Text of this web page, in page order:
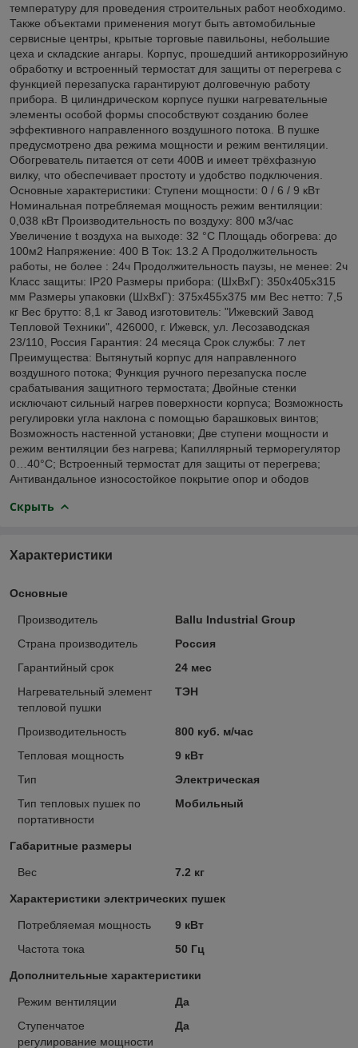
температуру для проведения строительных работ необходимо.
Также объектами применения могут быть автомобильные
сервисные центры, крытые торговые павильоны, небольшие
цеха и складские ангары. Корпус, прошедший антикоррозийную
обработку и встроенный термостат для защиты от перегрева с
функцией перезапуска гарантируют долговечную работу
прибора. В цилиндрическом корпусе пушки нагревательные
элементы особой формы способствуют созданию более
эффективного направленного воздушного потока. В пушке
предусмотрено два режима мощности и режим вентиляции.
Обогреватель питается от сети 400В и имеет трёхфазную
вилку, что обеспечивает простоту и удобство подключения.
Основные характеристики: Ступени мощности: 0 / 6 / 9 кВт
Номинальная потребляемая мощность режим вентиляции:
0,038 кВт Производительность по воздуху: 800 м3/час
Увеличение t воздуха на выходе: 32 °C Площадь обогрева: до
100м2 Напряжение: 400 В Ток: 13.2 А Продолжительность
работы, не более : 24ч Продолжительность паузы, не менее: 2ч
Класс защиты: IP20 Размеры прибора: (ШхВхГ): 350х405х315
мм Размеры упаковки (ШхВхГ): 375х455х375 мм Вес нетто: 7,5
кг Вес брутто: 8,1 кг Завод изготовитель: "Ижевский Завод
Тепловой Техники", 426000, г. Ижевск, ул. Лесозаводская
23/110, Россия Гарантия: 24 месяца Срок службы: 7 лет
Преимущества: Вытянутый корпус для направленного
воздушного потока; Функция ручного перезапуска после
срабатывания защитного термостата; Двойные стенки
исключают сильный нагрев поверхности корпуса; Возможность
регулировки угла наклона с помощью барашковых винтов;
Возможность настенной установки; Две ступени мощности и
режим вентиляции без нагрева; Капиллярный терморегулятор
0…40°C; Встроенный термостат для защиты от перегрева;
Антивандальное износостойкое покрытие опор и ободов
Скрыть
Характеристики
Основные
Производитель
Ballu Industrial Group
Страна производитель
Россия
Гарантийный срок
24 мес
Нагревательный элемент
тепловой пушки
ТЭН
Производительность
800 куб. м/час
Тепловая мощность
9 кВт
Тип
Электрическая
Тип тепловых пушек по
портативности
Мобильный
Габаритные размеры
Вес 7.2 кг
Характеристики электрических пушек
Потребляемая мощность
9 кВт
Частота тока
50 Гц
Дополнительные характеристики
Режим вентиляции
Да
Ступенчатое
регулирование мощности
Да